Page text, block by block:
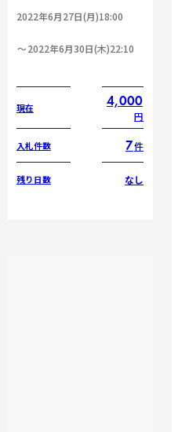
2022年6月27日(月)18:00
2022年6月30日(木)22:10
現在 4,000
円
入札件数 7件
残り日数 なし